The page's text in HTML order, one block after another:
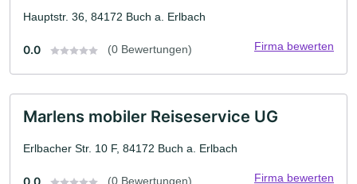
Hauptstr. 36, 84172 Buch a. Erlbach
0.0 (0 Bewertungen) Firma bewerten
Marlens mobiler Reiseservice UG
Erlbacher Str. 10 F, 84172 Buch a. Erlbach
0.0 (0 Bewertungen) Firma bewerten